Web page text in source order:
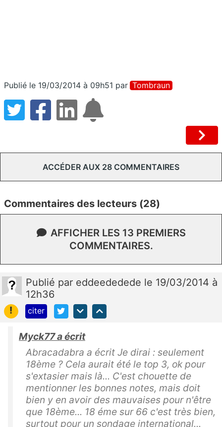
Publié le 19/03/2014 à 09h51 par Tombraun
ACCÉDER AUX 28 COMMENTAIRES
Commentaires des lecteurs (28)
AFFICHER LES 13 PREMIERS
COMMENTAIRES.
Publié par eddeededede le 19/03/2014 à
12h36
!
citer
Myck77 a écrit
Abracadabra a écrit Je dirai : seulement
18ème ? Cela aurait été le top 3, ok pour
s'extasier mais là... C'est chouette de
mentionner les bonnes notes, mais doit
bien y en avoir des mauvaises pour n'être
que 18ème... 18 éme sur 66 c'est très bien,
surtout pour un sondage international...